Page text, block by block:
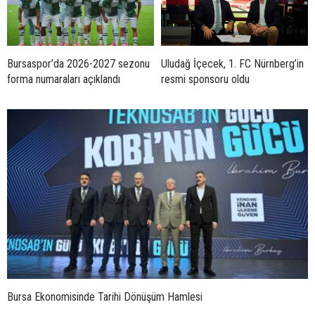
Bursaspor’da 2026-2027 sezonu
forma numaraları açıklandı
Uludağ İçecek, 1. FC Nürnberg’in
resmi sponsoru oldu
Bursa Ekonomisinde Tarihi Dönüşüm Hamlesi